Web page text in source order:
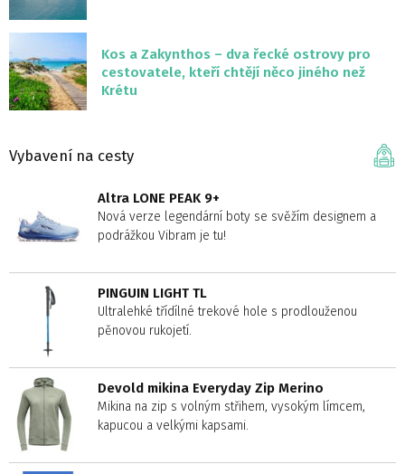
Kos a Zakynthos – dva řecké ostrovy pro
cestovatele, kteří chtějí něco jiného než
Krétu
Vybavení na cesty
Altra LONE PEAK 9+
Nová verze legendární boty se svěžím designem a
podrážkou Vibram je tu!
PINGUIN LIGHT TL
Ultralehké třídílné trekové hole s prodlouženou
pěnovou rukojetí.
Devold mikina Everyday Zip Merino
Mikina na zip s volným střihem, vysokým límcem,
kapucou a velkými kapsami.